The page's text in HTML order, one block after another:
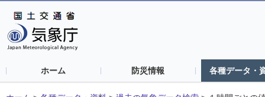
ホーム 防災情報 各種データ・